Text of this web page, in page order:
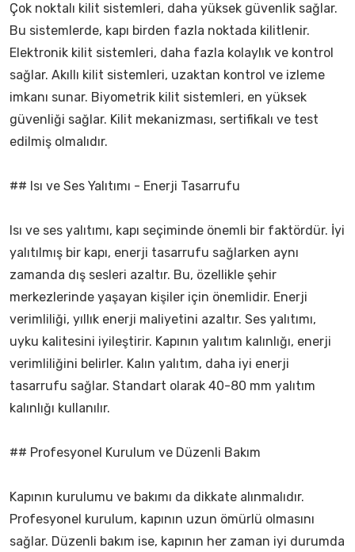
Çok noktalı kilit sistemleri, daha yüksek güvenlik sağlar.
Bu sistemlerde, kapı birden fazla noktada kilitlenir.
Elektronik kilit sistemleri, daha fazla kolaylık ve kontrol
sağlar. Akıllı kilit sistemleri, uzaktan kontrol ve izleme
imkanı sunar. Biyometrik kilit sistemleri, en yüksek
güvenliği sağlar. Kilit mekanizması, sertifikalı ve test
edilmiş olmalıdır.
## Isı ve Ses Yalıtımı - Enerji Tasarrufu
Isı ve ses yalıtımı, kapı seçiminde önemli bir faktördür. İyi
yalıtılmış bir kapı, enerji tasarrufu sağlarken aynı
zamanda dış sesleri azaltır. Bu, özellikle şehir
merkezlerinde yaşayan kişiler için önemlidir. Enerji
verimliliği, yıllık enerji maliyetini azaltır. Ses yalıtımı,
uyku kalitesini iyileştirir. Kapının yalıtım kalınlığı, enerji
verimliliğini belirler. Kalın yalıtım, daha iyi enerji
tasarrufu sağlar. Standart olarak 40-80 mm yalıtım
kalınlığı kullanılır.
## Profesyonel Kurulum ve Düzenli Bakım
Kapının kurulumu ve bakımı da dikkate alınmalıdır.
Profesyonel kurulum, kapının uzun ömürlü olmasını
sağlar. Düzenli bakım ise, kapının her zaman iyi durumda